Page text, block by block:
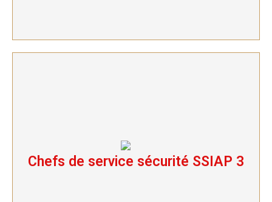
Chefs de service sécurité SSIAP 3
Chefs de service sécurité SSIAP 3